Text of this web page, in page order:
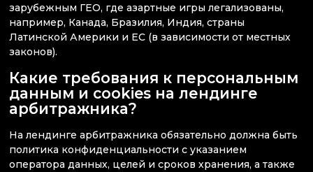
зарубежным ГЕО, где азартные игры легализованы,
например, Канада, Бразилия, Индия, страны
Латинской Америки и ЕС (в зависимости от местных
законов).
Какие требования к персональным
данным и cookies на лендинге
арбитражника?
На лендинге арбитражника обязательно должна быть
политика конфиденциальности с указанием
оператора данных, целей и сроков хранения, а также